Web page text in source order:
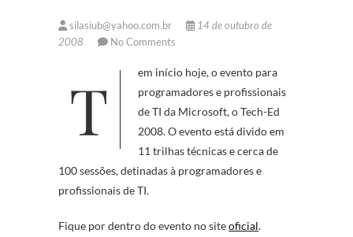
silasiub@yahoo.com.br
14 de outubro de
2008
No Comments
Tem início hoje, o evento para
programadores e profissionais
de TI da Microsoft, o Tech-Ed
2008. O evento está divido em
11 trilhas técnicas e cerca de
100 sessões, detinadas à programadores e
profissionais de TI.
Fique por dentro do evento no siteoficial.